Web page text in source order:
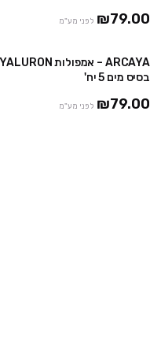
₪79.00 לפני מע"מ
בסיס מים 5 יח'
₪79.00 לפני מע"מ